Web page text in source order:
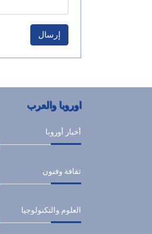
إرسال
اوروبا والعرب
أخبار أوروبا
ثقافة وفنون
العلوم والتكنولوجيا